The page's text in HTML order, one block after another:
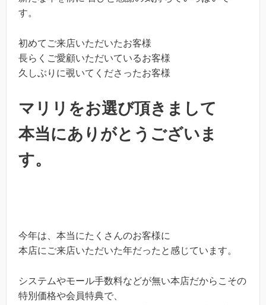
す。
初めてご来店いただいたお客様
長らくご愛顧いただいているお客様
久しぶりに覗いてくださったお客様
マリリをお選び頂きまして
本当にありがとうございま
す。
今年は、本当にたくさんのお客様に
本店にご来店いただいた年だったと感じています。
システムやモール手数料などが無い本店だからこその
特別価格や会員特典で、